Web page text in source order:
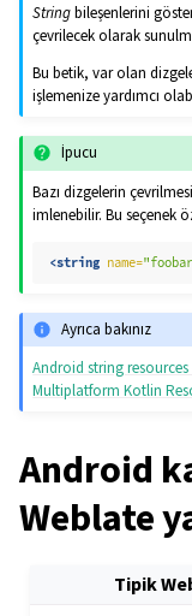
navigation of
Stringbileşenlerini
çevrilecek olarak
Bu betik, var olan
işlemenize yardımcı
İpucu
Bazı dizgelerin
imlenebilir. Bu seçenek
<string name=
Ayrıca bakınız
Android string
Multiplatform Kotlin
Android
Weblate
Tipik